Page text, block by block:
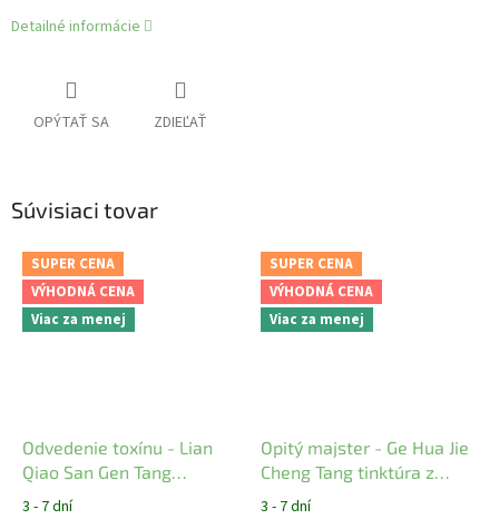
Detailné informácie
OPÝTAŤ SA ZDIEĽAŤ
Súvisiaci tovar
SUPER CENA
VÝHODNÁ CENA
Viac za menej
Odvedenie toxínu - Lian
Qiao San Gen Tang
tinktúra z čínskych bylín
3 - 7 dní
SUPER CENA
VÝHODNÁ CENA
Viac za menej
Opitý majster - Ge Hua Jie
Cheng Tang tinktúra z
čínskych bylín YaoMedica
3 - 7 dní